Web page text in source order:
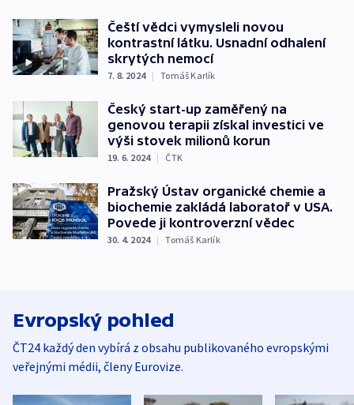
Čeští vědci vymysleli novou
kontrastní látku. Usnadní odhalení
skrytých nemocí
7. 8. 2024 | Tomáš Karlík
Český start-up zaměřený na
genovou terapii získal investici ve
výši stovek milionů korun
19. 6. 2024 | ČTK
Pražský Ústav organické chemie a
biochemie zakládá laboratoř v USA.
Povede ji kontroverzní vědec
30. 4. 2024 | Tomáš Karlík
Evropský pohled
ČT24 každý den vybírá z obsahu publikovaného evropskými
veřejnými médii, členy Eurovize.